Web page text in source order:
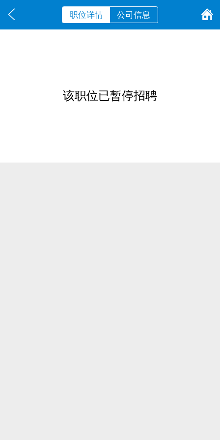
职位详情 公司信息
该职位已暂停招聘